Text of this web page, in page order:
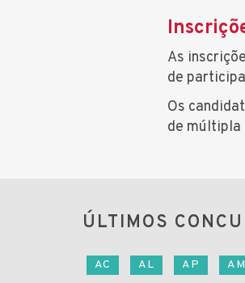
As
de
Os
de múltipla
ÚLTIMOS
AC AL AP AM